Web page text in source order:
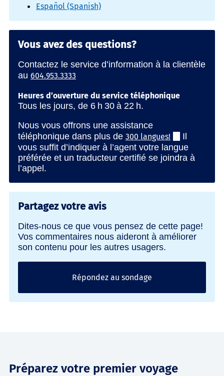
Español (Spanish)
Vous avez des questions?
Contactez le service d’information à la clientèle
au 604.953.3333
Heures d’ouverture du service téléphonique
Tous les jours, de 6 h 30 à 22 h.
Nous vous offrons une assistance
téléphonique dans plus de 300 langues!
Il
vous suffit d’indiquer à l’agent votre langue
préférée et un traducteur certifié se joindra à
l’appel.
Partagez votre avis
Dites-nous ce que vous pensez de cette page!
Vos commentaires nous aideront à améliorer
son contenu pour les autres usagers.
Répondez au sondage
Préparez votre premier voyage